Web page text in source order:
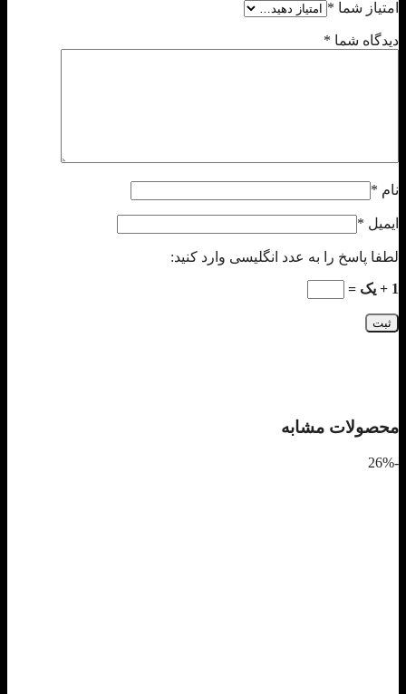
امتیاز شما *
دیدگاه شما *
نام *
ایمیل *
لطفا پاسخ را به عدد انگلیسی وارد کنید:
1 + یک =
محصولات مشابه
-26%